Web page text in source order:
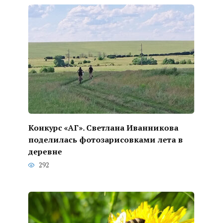
Конкурс «АГ». Светлана Иванникова
поделилась фотозарисовками лета в
деревне
292